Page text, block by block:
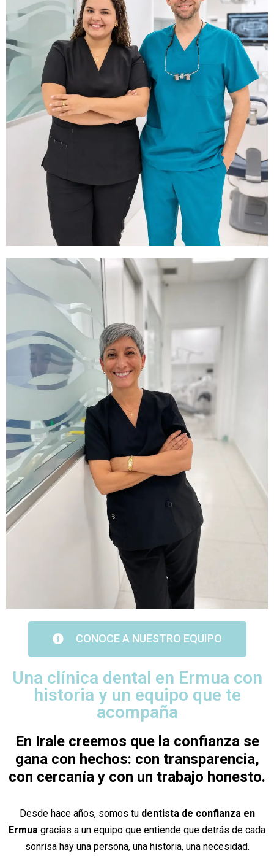
CONOCE A NUESTRO EQUIPO
Una clínica dental en Ermua con
historia y un equipo que te
acompaña
En Irale creemos que la confianza se
gana con hechos: con transparencia,
con cercanía y con un trabajo honesto.
Desde hace años, somos tu dentista de confianza en
Ermua gracias a un equipo que entiende que detrás de cada
sonrisa hay una persona, una historia, una necesidad.